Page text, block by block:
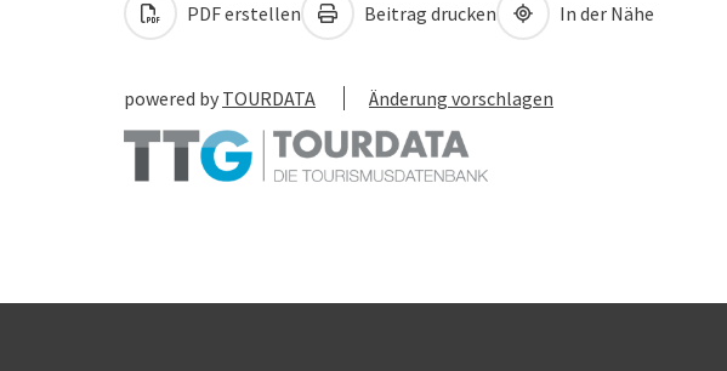
PDF erstellen Beitrag drucken In der Nähe
powered by TOURDATA Änderung vorschlagen